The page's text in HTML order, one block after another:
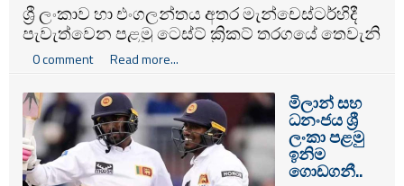
ශ්‍රී ලංකාව හා එංගලන්තය අතර මැන්චෙස්ටර්හිදී
පැවැත්වෙන පළමු ටෙස්ට් ක්‍රිකට් තරගයේ තෙවැනි
දිනට ඊයේ (23) තරගය නතර කරන විට සිය
දෙවැනි ඉනිම ක්‍රීඩාකරමින් සිටි ශ්‍රී ලංකා කණ්ඩායම
කඩුලු 06ක් බිඳවැටී ලකුණු 204ක් රැස්කරගෙන
සිටියේය.
0 comment Read more...
මිලාන් සහ
ධනංජය ශ්‍රී
ලංකා පළමු
ඉනිම
ගොඩගනී..